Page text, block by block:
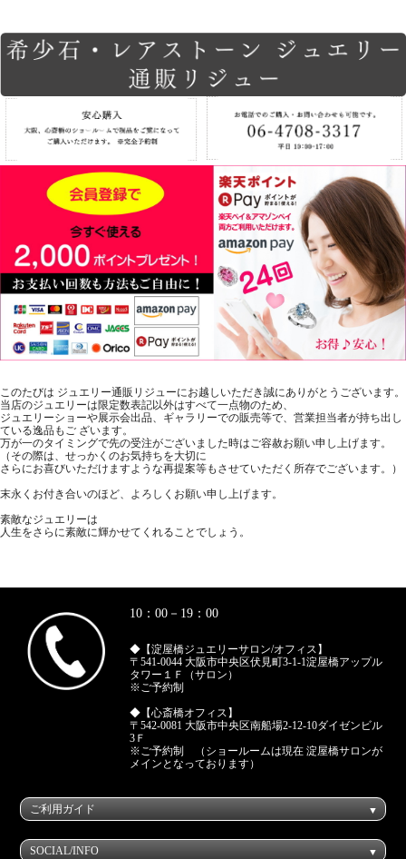
このたびは ジュエリー通販リジューにお越しいただき誠にありがとうございます。
当店のジュエリーは限定数表記以外はすべて一点物のため、
ジュエリーショーや展示会出品、ギャラリーでの販売等で、営業担当者が持ち出し
ている逸品もご ざいます。
万が一のタイミングで先の受注がございました時はご容赦お願い申し上げます。
（その際は、せっかくのお気持ちを大切に
さらにお喜びいただけますような再提案等もさせていただく所存でございます。）
末永くお付き合いのほど、よろしくお願い申し上げます。
素敵なジュエリーは
人生をさらに素敵に輝かせてくれることでしょう。
10：00－19：00
◆【淀屋橋ジュエリーサロン/オフィス】
〒541-0044 大阪市中央区伏見町3-1-1淀屋橋アップル
タワー１Ｆ（サロン）
※ご予約制
◆【心斎橋オフィス】
〒542-0081 大阪市中央区南船場2-12-10ダイゼンビル
3Ｆ
※ご予約制 （ショールームは現在 淀屋橋サロンが
メインとなっております）
ご利用ガイド
SOCIAL/INFO